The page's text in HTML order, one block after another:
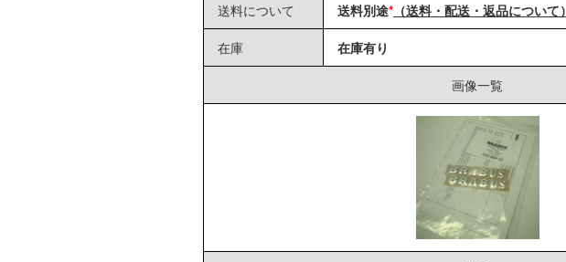
送料について 送料別途* （送料・配送・返品について）
在庫 在庫有り
画像一覧